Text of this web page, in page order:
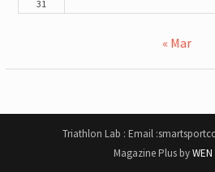
31
« Mar
Triathlon Lab : Email
Magazine Plus by